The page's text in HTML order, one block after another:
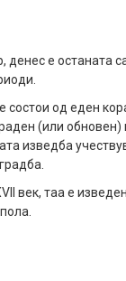
е останата
состои од еден
(или
изведба
век, таа е